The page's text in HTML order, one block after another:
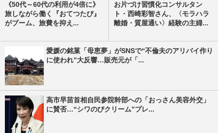
《50代～60代の利用が4倍に》
旅しながら働く『おてつたび』
がブーム、旅費を抑え...
お片づけ習慣化コンサルタン
ト・西崎彩智さん、〈モラハラ
離婚・質屋通い〉経験の主婦...
愛媛の銘菓「母恵夢」がSNSで“不倫夫のアリバイ作り
に使われ”大反響…販売元が「...
高市早苗首相自民参院幹部への「おっさん美容外交」
に賛否…“シワのびクリーム”プレ...